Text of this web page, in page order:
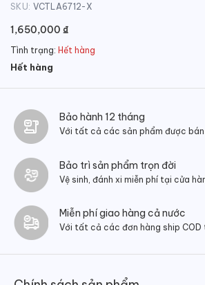
SKU: VCTLA6712-X
1,650,000 ₫
Tình trạng: Hết hàng
Hết hàng
Bảo hành 12 tháng
Với tất cả các sản phẩm được
Bảo trì sản phẩm trọn đời
Vệ sinh, đánh xi miễn phí tại cửa
Miễn phí giao hàng cả nước
Với tất cả các đơn hàng ship